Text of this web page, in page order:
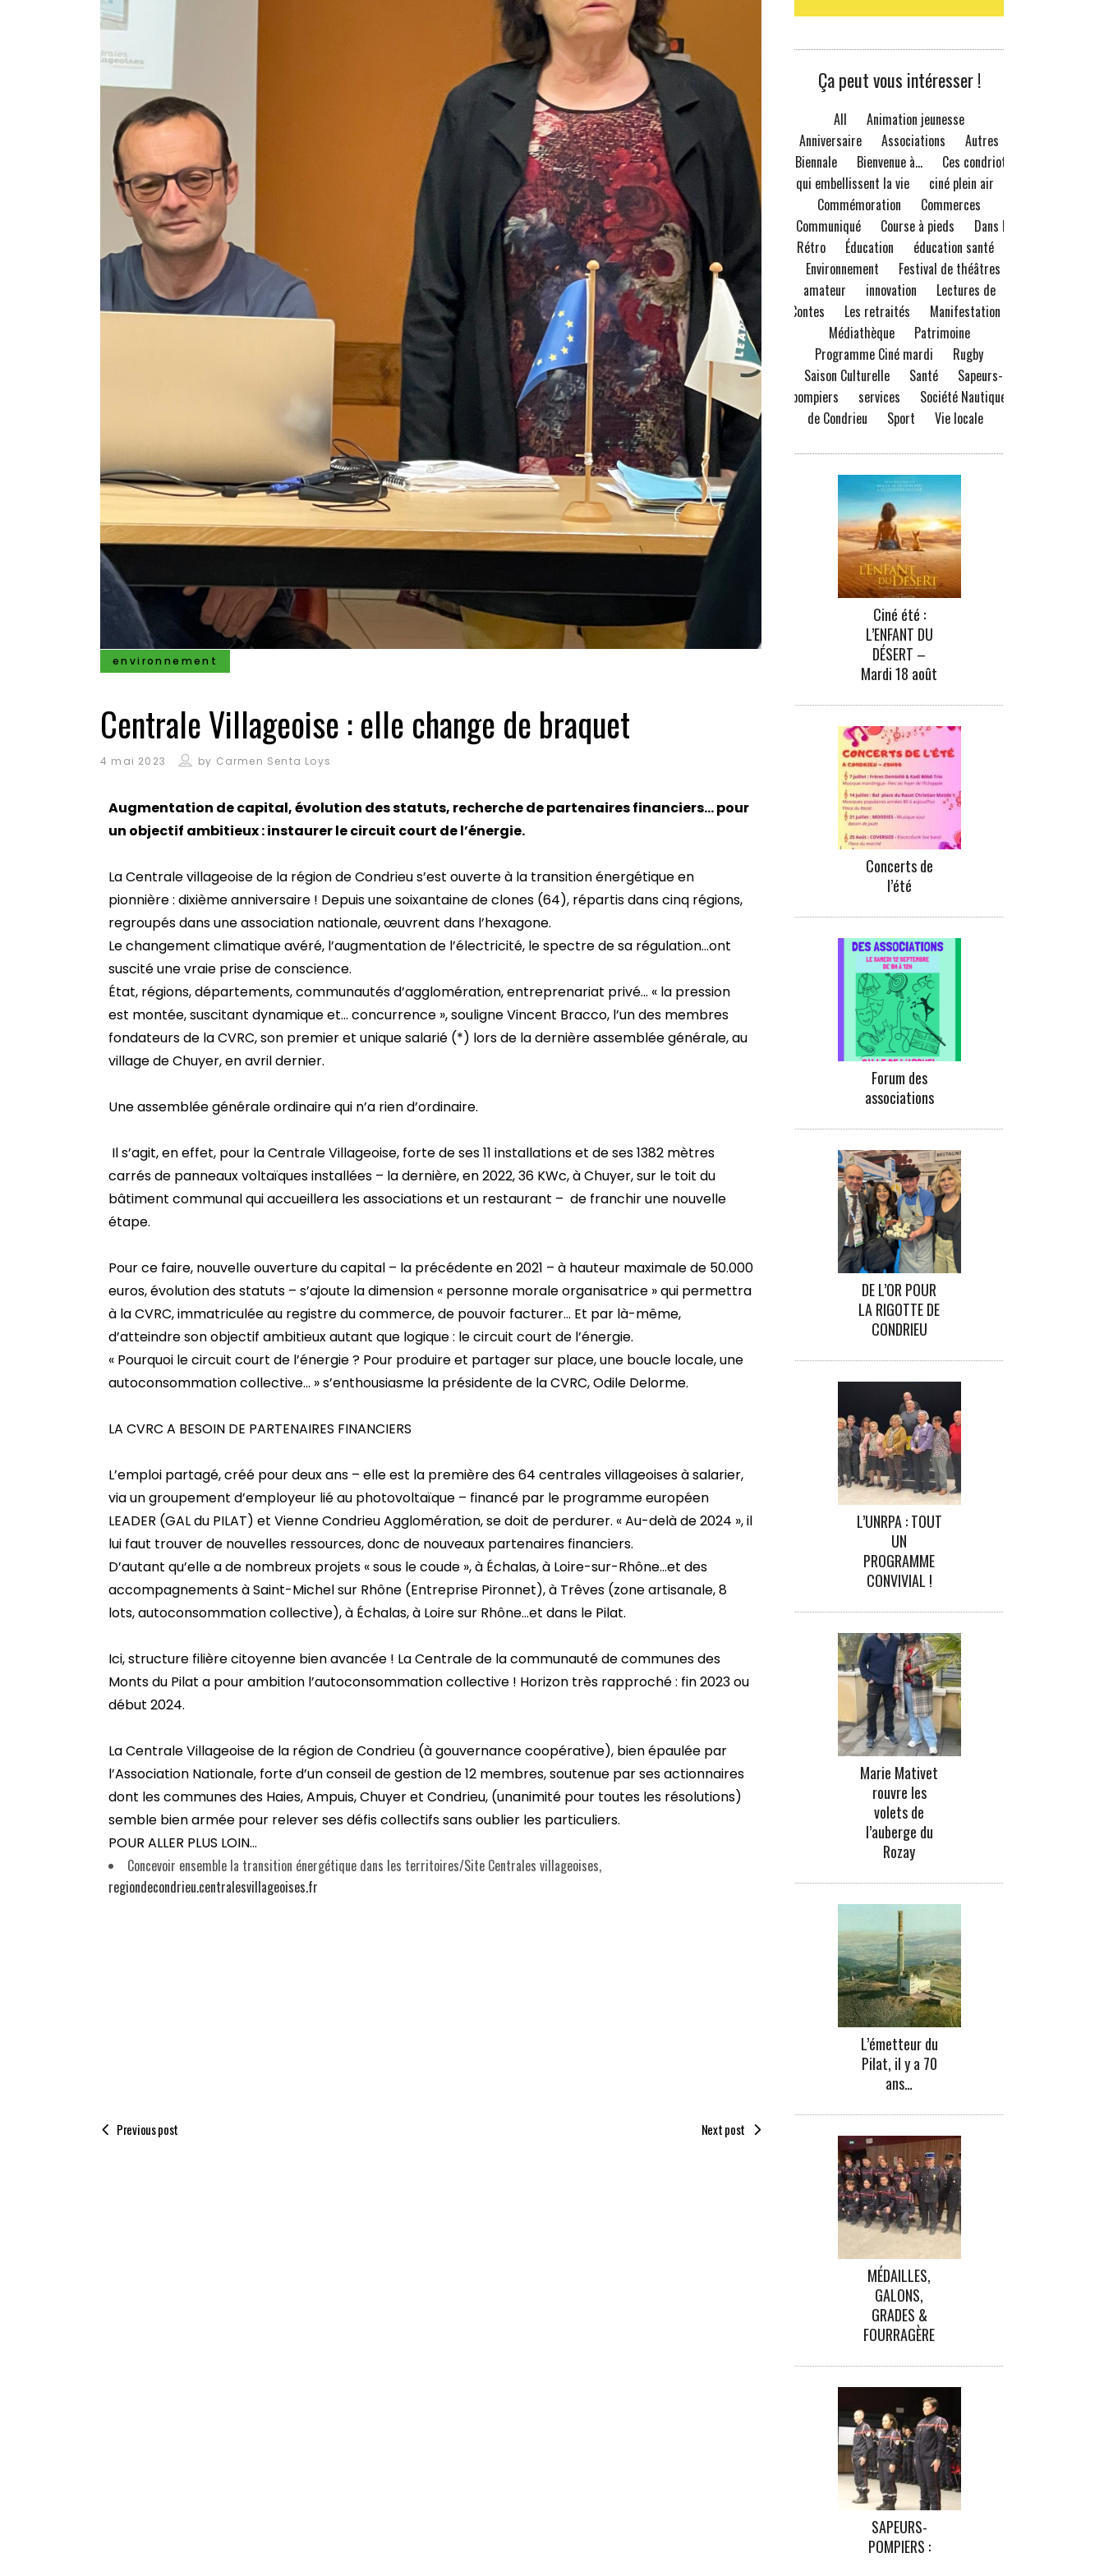
Biennale de sculpture
internationale Rives du
environnement
Centrale Villageoise : elle change de braquet
4 mai 2023 by Carmen Senta Loys
Augmentation de capital, évolution des statuts, recherche de partenaires financiers… pour
un objectif ambitieux : instaurer le circuit court de l’énergie.
La Centrale villageoise de la région de Condrieu s’est ouverte à la transition énergétique en
pionnière : dixième anniversaire ! Depuis une soixantaine de clones (64), répartis dans cinq régions,
regroupés dans une association nationale, œuvrent dans l’hexagone.
Le changement climatique avéré, l’augmentation de l’électricité, le spectre de sa régulation…ont
suscité une vraie prise de conscience.
État, régions, départements, communautés d’agglomération, entreprenariat privé… « la pression
est montée, suscitant dynamique et… concurrence », souligne Vincent Bracco, l’un des membres
fondateurs de la CVRC, son premier et unique salarié (*) lors de la dernière assemblée générale, au
village de Chuyer, en avril dernier.
Une assemblée générale ordinaire qui n’a rien d’ordinaire.
Il s’agit, en effet, pour la Centrale Villageoise, forte de ses 11 installations et de ses 1382 mètres
carrés de panneaux voltaïques installées – la dernière, en 2022, 36 KWc, à Chuyer, sur le toit du
bâtiment communal qui accueillera les associations et un restaurant – de franchir une nouvelle
étape.
Pour ce faire, nouvelle ouverture du capital – la précédente en 2021 – à hauteur maximale de 50.000
euros, évolution des statuts – s’ajoute la dimension « personne morale organisatrice » qui permettra
à la CVRC, immatriculée au registre du commerce, de pouvoir facturer… Et par là-même,
d’atteindre son objectif ambitieux autant que logique : le circuit court de l’énergie.
« Pourquoi le circuit court de l’énergie ? Pour produire et partager sur place, une boucle locale, une
autoconsommation collective… » s’enthousiasme la présidente de la CVRC, Odile Delorme.
LA CVRC A BESOIN DE PARTENAIRES FINANCIERS
L’emploi partagé, créé pour deux ans – elle est la première des 64 centrales villageoises à salarier,
via un groupement d’employeur lié au photovoltaïque – financé par le programme européen
LEADER (GAL du PILAT) et Vienne Condrieu Agglomération, se doit de perdurer. « Au-delà de 2024 », il
lui faut trouver de nouvelles ressources, donc de nouveaux partenaires financiers.
D’autant qu’elle a de nombreux projets « sous le coude », à Échalas, à Loire-sur-Rhône…et des
accompagnements à Saint-Michel sur Rhône (Entreprise Pironnet), à Trêves (zone artisanale, 8
lots, autoconsommation collective), à Échalas, à Loire sur Rhône…et dans le Pilat.
Ici, structure filière citoyenne bien avancée ! La Centrale de la communauté de communes des
Monts du Pilat a pour ambition l’autoconsommation collective ! Horizon très rapproché : fin 2023 ou
début 2024.
La Centrale Villageoise de la région de Condrieu (à gouvernance coopérative), bien épaulée par
l’Association Nationale, forte d’un conseil de gestion de 12 membres, soutenue par ses actionnaires
dont les communes des Haies, Ampuis, Chuyer et Condrieu, (unanimité pour toutes les résolutions)
semble bien armée pour relever ses défis collectifs sans oublier les particuliers.
POUR ALLER PLUS LOIN…
Concevoir ensemble la transition énergétique dans les territoires/Site Centrales villageoises,
regiondecondrieu.centralesvillageoises.fr
Previous post Next post
Ça peut vous intéresser !
All
Animation jeunesse
Anniversaire
Associations
Autres
Biennale
Bienvenue à...
Ces condriots
qui embellissent la vie
ciné plein air
Commémoration
Commerces
Communiqué
Course à pieds
Dans le
Rétro
Éducation
éducation santé
Environnement
Festival de théâtres
amateur
innovation
Lectures de
Contes
Les retraités
Manifestation
Médiathèque
Patrimoine
Programme Ciné mardi
Rugby
Saison Culturelle
Santé
Sapeurs-
pompiers
services
Société Nautique
de Condrieu
Sport Vie locale
Ciné été :
L’ENFANT DU
DÉSERT –
Mardi 18 août
Concerts de
l’été
Forum des
associations
DE L’OR POUR
LA RIGOTTE DE
CONDRIEU
L’UNRPA : TOUT
UN
PROGRAMME
CONVIVIAL !
Marie Mativet
rouvre les
volets de
l’auberge du
Rozay
L’émetteur du
Pilat, il y a 70
ans…
MÉDAILLES,
GALONS,
GRADES &
FOURRAGÈRE
SAPEURS-
POMPIERS :